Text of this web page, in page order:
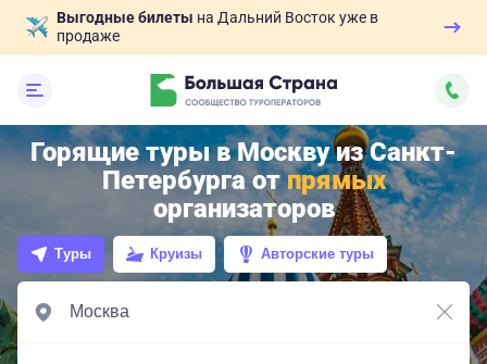
Выгодные билеты на Дальний Восток уже в
продаже
Горящие туры в Москву из Санкт-
Петербурга отпрямых
организаторов
Туры Круизы Авторские туры